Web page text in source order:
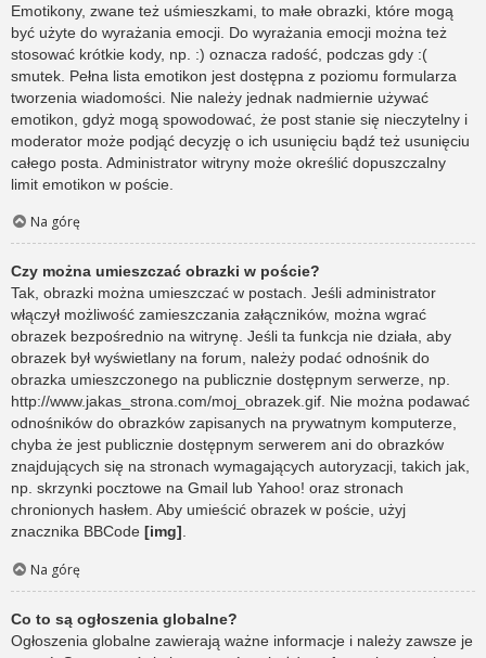
Emotikony, zwane też uśmieszkami, to małe obrazki, które mogą
być użyte do wyrażania emocji. Do wyrażania emocji można też
stosować krótkie kody, np. :) oznacza radość, podczas gdy :(
smutek. Pełna lista emotikon jest dostępna z poziomu formularza
tworzenia wiadomości. Nie należy jednak nadmiernie używać
emotikon, gdyż mogą spowodować, że post stanie się nieczytelny i
moderator może podjąć decyzję o ich usunięciu bądź też usunięciu
całego posta. Administrator witryny może określić dopuszczalny
limit emotikon w poście.
Na górę
Czy można umieszczać obrazki w poście?
Tak, obrazki można umieszczać w postach. Jeśli administrator
włączył możliwość zamieszczania załączników, można wgrać
obrazek bezpośrednio na witrynę. Jeśli ta funkcja nie działa, aby
obrazek był wyświetlany na forum, należy podać odnośnik do
obrazka umieszczonego na publicznie dostępnym serwerze, np.
http://www.jakas_strona.com/moj_obrazek.gif. Nie można podawać
odnośników do obrazków zapisanych na prywatnym komputerze,
chyba że jest publicznie dostępnym serwerem ani do obrazków
znajdujących się na stronach wymagających autoryzacji, takich jak,
np. skrzynki pocztowe na Gmail lub Yahoo! oraz stronach
chronionych hasłem. Aby umieścić obrazek w poście, użyj
znacznika BBCode [img].
Na górę
Co to są ogłoszenia globalne?
Ogłoszenia globalne zawierają ważne informacje i należy zawsze je